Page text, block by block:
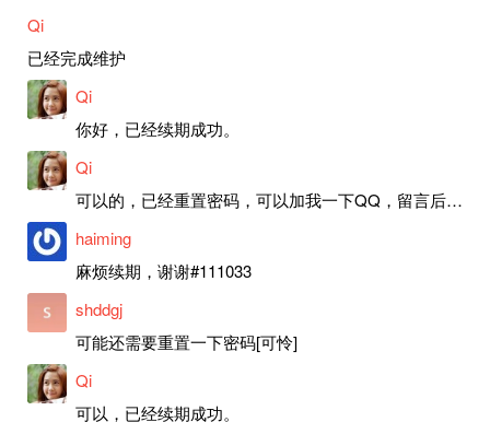
Qi
已经完成维护
Qi
你好，已经续期成功。
Qi
可以的，已经重置密码，可以加我一下QQ，留言后我就发密码给你。
haiming
麻烦续期，谢谢#111033
shddgj
可能还需要重置一下密码[可怜]
Qi
可以，已经续期成功。